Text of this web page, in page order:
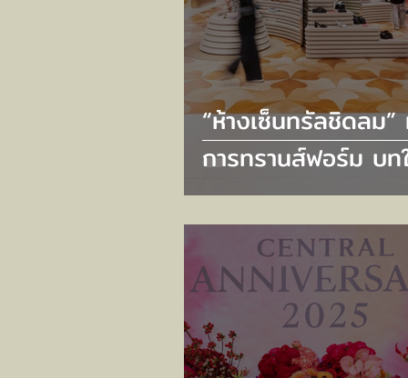
“ห้างเซ็นทรัลชิดลม
การทรานส์ฟอร์ม บท
แห่ง Luxury
ตอกย้ำเอกลักษณ์เห
ระดับ ‘The Store
Bangkok’